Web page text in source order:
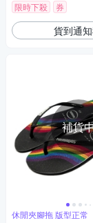
限時下殺
券
貨到通
補貨
休閒夾腳拖 版型正常